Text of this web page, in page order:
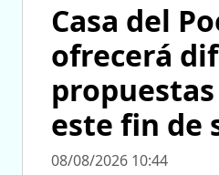
Casa del
ofrecerá
este fin de
08/08/2026 10:44